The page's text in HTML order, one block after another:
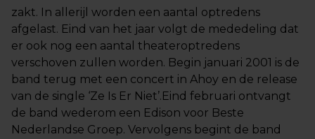
zakt. In allerijl worden een aantal optredens
afgelast. Eind van het jaar volgt de mededeling dat
er ook nog een aantal theateroptredens
verschoven zullen worden. Begin januari 2001 is de
band terug met een concert in Ahoy en de release
van de single ‘Ze Is Er Niet’.Eind februari ontvangt
de band wederom een Edison voor Beste
Nederlandse Groep. Vervolgens begint de band